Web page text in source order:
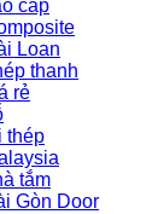
cấp
Loan
thanh
rẻ
thép
tắm
Gòn Door